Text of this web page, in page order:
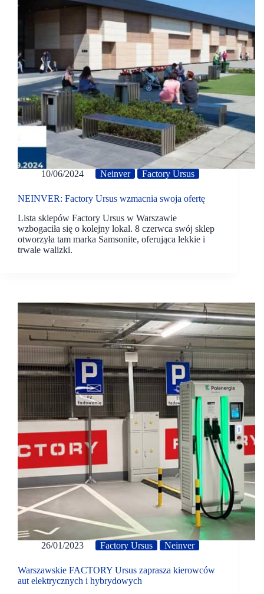
10/06/2024 Neinver Factory Ursus
NEINVER: Factory Ursus wzmacnia swoja ofertę
Lista sklepów Factory Ursus w Warszawie
wzbogaciła się o kolejny lokal. 8 czerwca swój sklep
otworzyła tam marka Samsonite, oferująca lekkie i
trwale walizki.
26/01/2023 Factory Ursus Neinver
Warszawskie FACTORY Ursus zaprasza kierowców
aut elektrycznych i hybrydowych